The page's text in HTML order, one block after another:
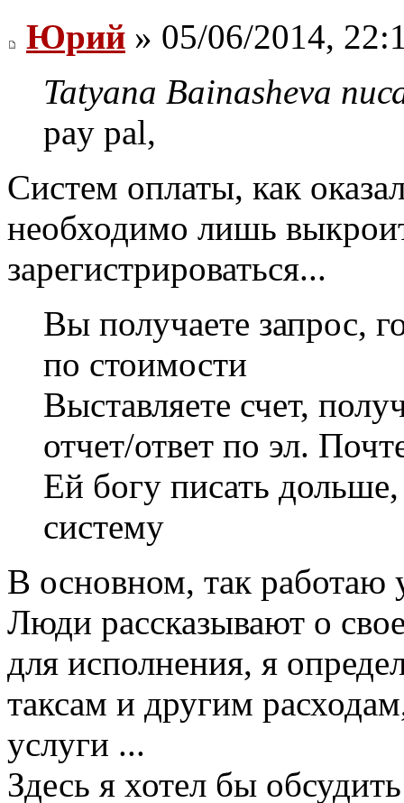
Юрий » 05/06/2014,
Tatyana Bainasheva
pay pal,
Систем оплаты, как
необходимо лишь
зарегистрироваться...
Вы получаете запрос,
по стоимости
Выставляете счет,
отчет/ответ по эл.
Ей богу писать
систему
В основном, так работаю
Люди рассказывают о
для исполнения, я
таксам и другим
услуги ...
Здесь я хотел бы